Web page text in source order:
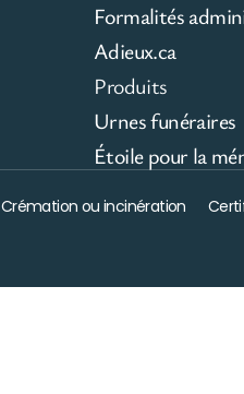
Formalités
Adieux.ca
Produits
Urnes funéraires
Étoile pour la
Crémation ou incinération